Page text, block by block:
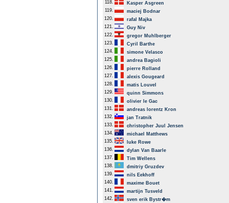
118.
Kasper Asgreen
119.
maciej Bodnar
120.
rafal Majka
121.
Guy Niv
122.
gregor Muhlberger
123.
Cyril Barthe
124.
simone Velasco
125.
andrea Bagioli
126.
pierre Rolland
127.
alexis Gougeard
128.
matis Louvel
129.
quinn Simmons
130.
olivier le Gac
131.
andreas lorentz Kron
132.
jan Tratnik
133.
christopher Juul Jensen
134.
michael Matthews
135.
luke Rowe
136.
dylan Van Baarle
137.
Tim Wellens
138.
dmitriy Gruzdev
139.
nils Eekhoff
140.
maxime Bouet
141.
martijn Tusveld
142.
sven erik Bystr�m